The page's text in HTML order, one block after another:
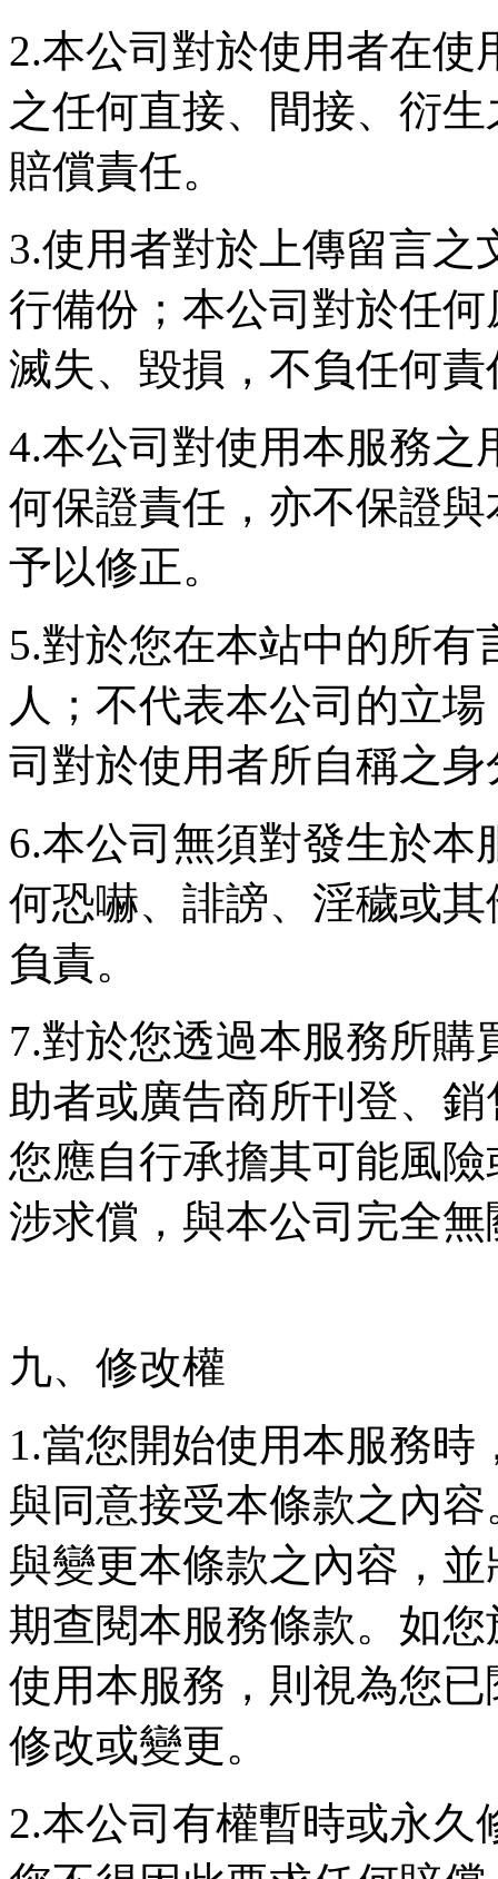
2.本公司對於使用者在
之任何直接、間接、衍
賠償責任。
3.使用者對於上傳留言
行備份；本公司對於任
滅失、毀損，不負任何責
4.本公司對使用本服務之
何保證責任，亦不保證
予以修正。
5.對於您在本站中的所
人；不代表本公司的立
司對於使用者所自稱之
6.本公司無須對發生於
何恐嚇、誹謗、淫穢或
負責。
7.對於您透過本服務所
助者或廣告商所刊登、
您應自行承擔其可能風
涉求償，與本公司完全
九、修改權
1.當您開始使用本服務
與同意接受本條款之內
與變更本條款之內容，
期查閱本服務條款。如
使用本服務，則視為您
修改或變更。
2.本公司有權暫時或永